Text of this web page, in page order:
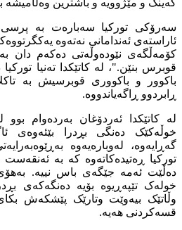
گەینگ و مێژوویە و باشترین وەڵامیشە
سەرۆکی تورکیا سەبارەت بە
ئاراستەی ئەندامانی نەتەوە
کۆمەڵگەی نێودەوڵەتی دەکەم دان
قوبرس بنێن."، لە کاتێکدا تەنیا
باکوور و باکووری قوبرسیش بە
ڕابردوو ڕاگەیاندووە.
لە کاتێکدا ئەردۆغان بەردەوام
خوڵەکێک دەنگی بڕدرا بێئەوەی
گەڕایەوە، لەوبارەیەوە
تورکیا ڕەتیدەکاتەوە کە بە
دەڵێت ئەمە جێگەی باس نییە.
خولەک تێپەڕیوە بۆیە دەنگەکەی
وڵاتێک بیەوێت وتارێک پێشکەش
قسەکردنی هەیە.